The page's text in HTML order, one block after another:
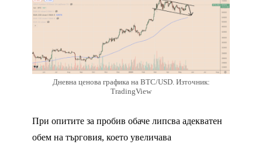
Дневна ценова графика на BTC/USD. Източник:
TradingView
При опитите за пробив обаче липсва адекватен
обем на търговия, което увеличава